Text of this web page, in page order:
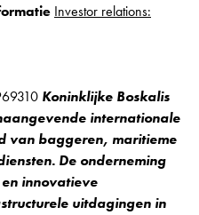
Investor relations:
Koninklijke Boskalis
internationale
van baggeren, maritieme
De onderneming
innovatieve
uitdagingen in